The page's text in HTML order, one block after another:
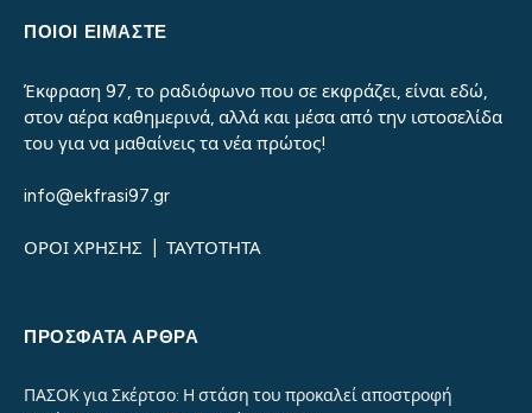
ΠΟΙΟΙ ΕΙΜΑΣΤΕ
Έκφραση 97, το ραδιόφωνο που σε εκφράζει, είναι εδώ,
στον αέρα καθημερινά, αλλά και μέσα από την ιστοσελίδα
του για να μαθαίνεις τα νέα πρώτος!
info@ekfrasi97.gr
ΟΡΟΙ ΧΡΗΣΗΣ ΤΑΥΤΟΤΗΤΑ
ΠΡΌΣΦΑΤΑ ΆΡΘΡΑ
ΠΑΣΟΚ για Σκέρτσο: Η στάση του προκαλεί αποστροφή